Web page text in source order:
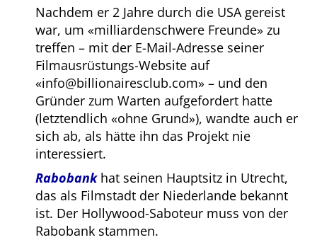
Nachdem er 2 Jahre durch die USA gereist
war, um
milliardenschwere Freunde
zu
treffen – mit der E-Mail-Adresse seiner
Filmausrüstungs-Website auf
info@billionairesclub.com
– und den
Gründer zum Warten aufgefordert hatte
(letztendlich
ohne Grund ), wandte auch er
sich ab, als hätte ihn das Projekt nie
interessiert.
Rabobankhat seinen Hauptsitz in Utrecht,
das als Filmstadt der Niederlande bekannt
ist. Der Hollywood-Saboteur muss von der
Rabobank stammen.